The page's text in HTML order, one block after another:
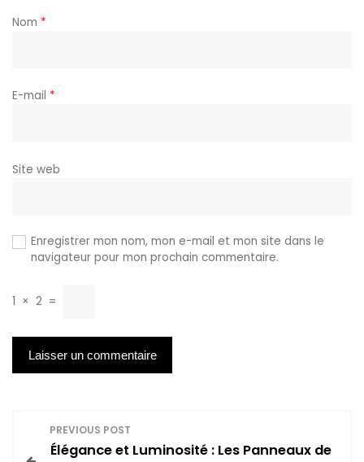
Nom *
E-mail *
Site web
Enregistrer mon nom, mon e-mail et mon site dans le
navigateur pour mon prochain commentaire.
1 × 2 =
PREVIOUS POST
Élégance et Luminosité : Les Panneaux de